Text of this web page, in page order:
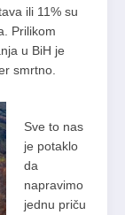
ili 11% su
Prilikom
u BiH je
smrtno.
Sve to nas
je potaklo
da
napravimo
jednu priču